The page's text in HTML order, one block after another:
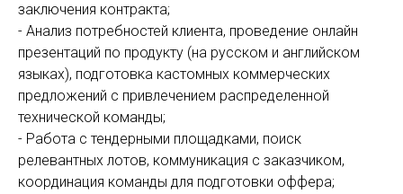
заключения контракта;
- Анализ потребностей клиента, проведение онлайн
презентаций по продукту (на русском и английском
языках), подготовка кастомных коммерческих
предложений с привлечением распределенной
технической команды;
- Работа с тендерными площадками, поиск
релевантных лотов, коммуникация с заказчиком,
координация команды для подготовки оффера;